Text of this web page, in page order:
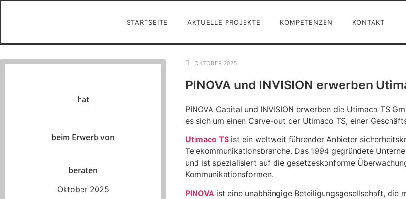
STARTSEITE AKTUELLE PROJEKTE KOMPETENZEN KONTAKT
hat
beim Erwerb von
beraten
Oktober 2025
OKTOBER 2025
PINOVA und INVISION erwerben
PINOVA Capital und INVISION erwerben die Utimaco TS
es sich um einen Carve-out der Utimaco TS, einer
Utimaco TS ist ein weltweit führender Anbieter
Telekommunikationsbranche. Das 1994 gegründete
und ist spezialisiert auf die gesetzeskonforme
Kommunikationsformen.
PINOVA ist eine unabhängige Beteiligungsgesellschaft, die